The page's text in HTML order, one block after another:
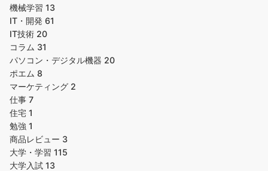
機械学習 13
IT・開発 61
IT技術 20
コラム 31
パソコン・デジタル機器 20
ポエム 8
マーケティング 2
仕事 7
住宅 1
勉強 1
商品レビュー 3
大学・学習 115
大学入試 13